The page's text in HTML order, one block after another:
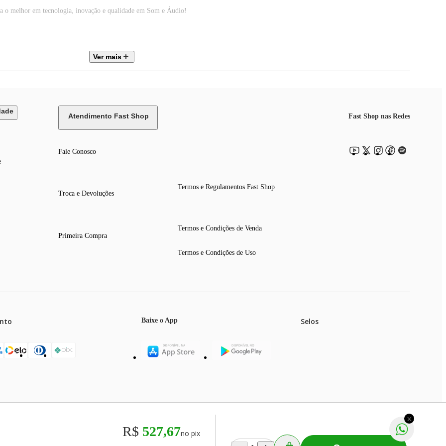
R$ 527,67no pix
o melhor em tecnologia, inovação e qualidade em Som e Áudio!
Ver mais
Atendimento Fast Shop
Fale Conosco
Troca e Devoluções
Primeira Compra
Termos e Regulamentos Fast Shop
Termos e Condições de Venda
Termos e Condições de Uso
Fast Shop nas Redes
Baixe o App Selos
válidos exclusivamente para compras efetuadas no site, podendo diferir na rede de lojas físicas.
os preços e condições comerciais estão sujeitos a alteração sem aviso prévio. Fast Shop S. A. CNPJ: 43.708.379/0001-